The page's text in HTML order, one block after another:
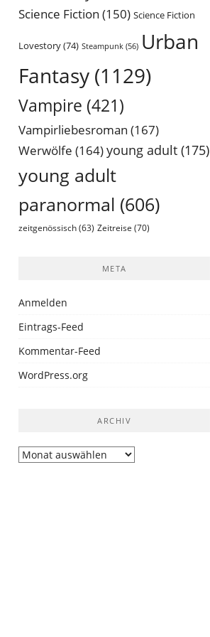
Science Fiction (150) Science Fiction
Lovestory(74) Steampunk (56) Urban
Fantasy (1129)
Vampire (421)
Vampirliebesroman (167)
Werwölfe (164)young adult (175)
young adult
paranormal (606)
zeitgenössisch (63) Zeitreise (70)
META
Anmelden
Eintrags-Feed
Kommentar-Feed
WordPress.org
ARCHIV
Archiv